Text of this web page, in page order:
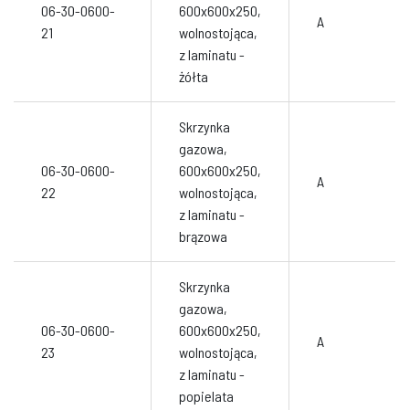
06-30-0600-
21
600x600x250,
wolnostojąca,
z laminatu -
żółta
A
06-30-0600-
22
Skrzynka
gazowa,
600x600x250,
wolnostojąca,
z laminatu -
brązowa
A
06-30-0600-
23
Skrzynka
gazowa,
600x600x250,
wolnostojąca,
z laminatu -
popielata
A